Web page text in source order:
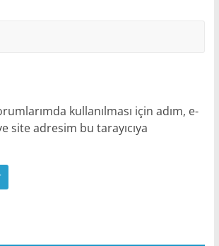
kullanılması için adım, e-
site adresim bu tarayıcıya